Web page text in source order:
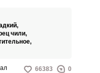
на зиму и подавать к
год.
чили,
66383 0